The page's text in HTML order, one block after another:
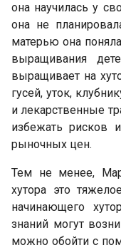
она научилась у
она не
матерью она
выращивания
выращивает на
гусей, уток,
и лекарственные
избежать рисков
рыночных цен.
Тем не менее,
хутора это
начинающего
знаний могут
можно обойти с